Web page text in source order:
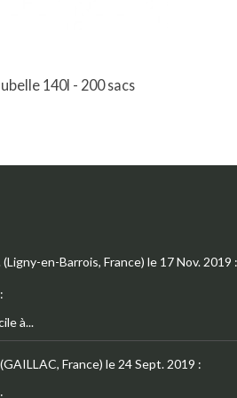
140l - 200 sacs
(Ligny-en-Barrois, France) le 17 Nov. 2019 :
à...
(GAILLAC, France) le 24 Sept. 2019 :